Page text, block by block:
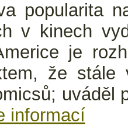
popularita
v kinech
je
že
uváděl
informací